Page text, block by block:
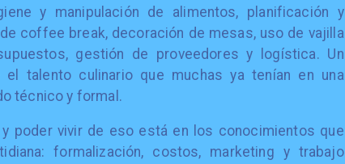
y manipulación de alimentos, planificación y
coffee break, decoración de mesas, uso de vajilla
gestión de proveedores y logística. Un
talento culinario que muchas ya tenían en una
técnico y formal.
poder vivir de eso está en los conocimientos que
formalización, costos, marketing y trabajo